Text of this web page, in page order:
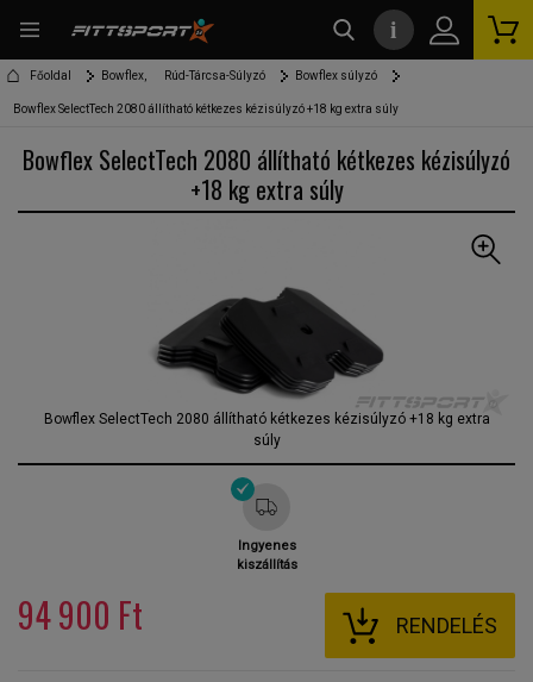
Főoldal Bowflex, Rúd-Tárcsa-Súlyzó Bowflex súlyzó
Bowflex SelectTech 2080 állítható kétkezes kézisúlyzó +18 kg extra súly
Bowflex SelectTech 2080 állítható kétkezes kézisúlyzó
+18 kg extra súly
Bowflex SelectTech 2080 állítható kétkezes kézisúlyzó +18 kg extra
súly
Ingyenes
kiszállítás
94 900 Ft RENDELÉS
i
kereső